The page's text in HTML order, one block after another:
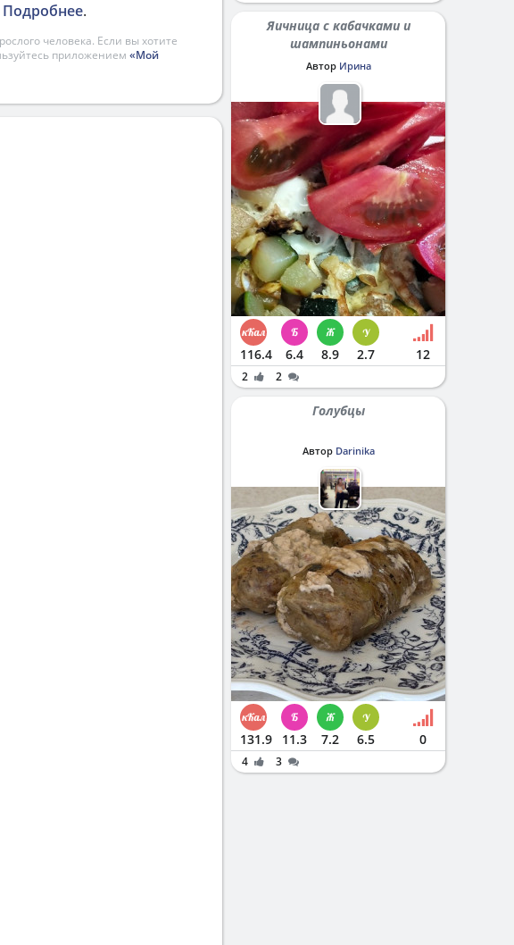
Подробнее.
человека. Если вы хотите
приложением «Мой
Яичница с кабачками и
шампиньонами
Автор Ирина
116.4 6.4 8.9 2.7 12
2 2
Голубцы
Автор Darinika
131.9 11.3 7.2 6.5 0
4 3